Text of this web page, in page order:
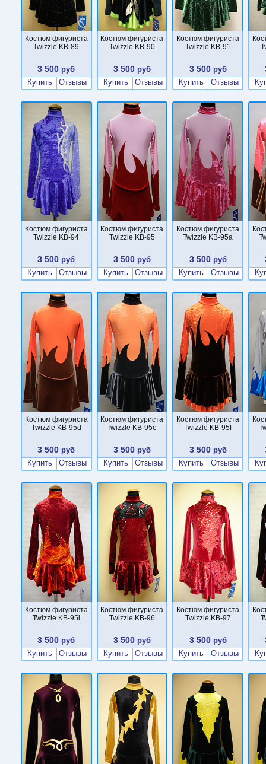
Костюм фигуриста
Twizzle KB-89
3 500 руб
Купить
Отзывы
Костюм фигуриста
Twizzle KB-90
3 500 руб
Купить
Отзывы
Костюм фигуриста
Twizzle KB-91
3 500руб
Купить
Отзывы
Костюм фигуриста
Twizzle KB-94
3 500 руб
Купить
Отзывы
Костюм фигуриста
Twizzle KB-95
3 500 руб
Купить
Отзывы
Костюм фигуриста
Twizzle KB-95a
3 500руб
Купить
Отзывы
Костюм фигуриста
Twizzle KB-95d
3 500 руб
Купить
Отзывы
Костюм фигуриста
Twizzle KB-95e
3 500 руб
Купить
Отзывы
Костюм фигуриста
Twizzle KB-95f
3 500руб
Купить
Отзывы
Костюм фигуриста
Twizzle KB-95i
3 500 руб
Купить
Отзывы
Костюм фигуриста
Twizzle KB-96
3 500 руб
Купить
Отзывы
Костюм фигуриста
Twizzle KB-97
3 500руб
Купить
Отзывы